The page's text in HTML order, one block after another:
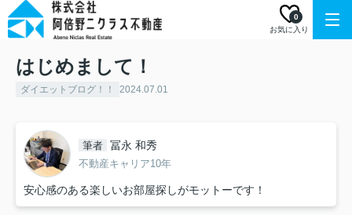
お気に入り
0
はじめまして！
ダイエットブログ！！ 2024.07.01
筆者 冨永 和秀
不動産キャリア10年
安心感のある楽しいお部屋探しがモットーです！